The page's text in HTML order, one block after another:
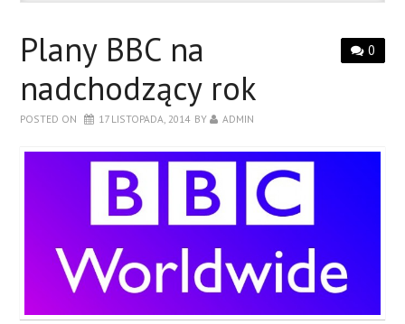
0
Plany BBC na
nadchodzący rok
POSTED ON 17 LISTOPADA, 2014 BY ADMIN